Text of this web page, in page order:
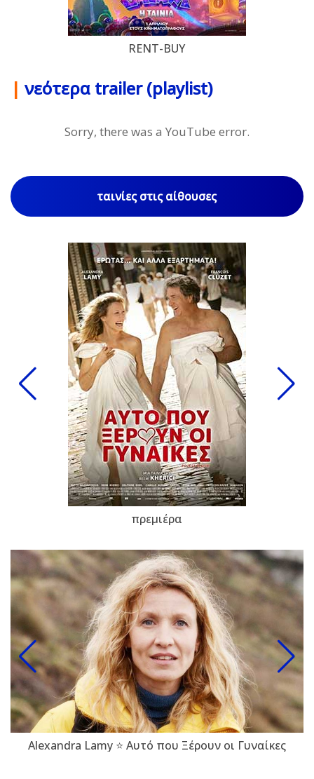
RENT-BUY
| νεότερα trailer (playlist)
Sorry, there was a YouTube error.
ταινίες στις αίθουσες
πρεμιέρα
Alexandra Lamy ⭐ Αυτό που Ξέρουν οι Γυναίκες